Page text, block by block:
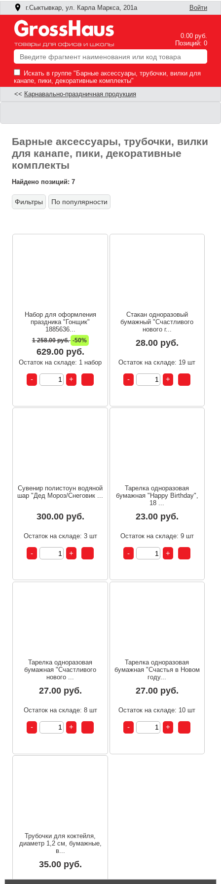
г.Сыктывкар, ул. Карла Маркса, 201а Войти
0.00 руб.
Позиций: 0
Искать в группе "Барные аксессуары, трубочки, вилки для
канапе, пики, декоративные комплекты"
<< Карнавально-праздничная продукция
Барные аксессуары, трубочки, вилки
для канапе, пики, декоративные
комплекты
Найдено позиций: 7
Фильтры По популярности
Набор для оформления
праздника "Гонщик"
1885636...
1 258.00 руб. -50%
629.00 руб.
Остаток на складе: 1 набор
Стакан одноразовый
бумажный "Счастливого
нового г...
28.00 руб.
Остаток на складе: 19 шт
Сувенир полистоун водяной
шар "Дед Мороз/Снеговик ...
300.00 руб.
Остаток на складе: 3 шт
Тарелка одноразовая
бумажная "Happy Birthday",
18 ...
23.00 руб.
Остаток на складе: 9 шт
Тарелка одноразовая
бумажная "Счастливого
нового ...
27.00 руб.
Остаток на складе: 8 шт
Тарелка одноразовая
бумажная "Счастья в Новом
году...
27.00 руб.
Остаток на складе: 10 шт
Трубочки для коктейля,
диаметр 1,2 см, бумажные,
в...
35.00 руб.